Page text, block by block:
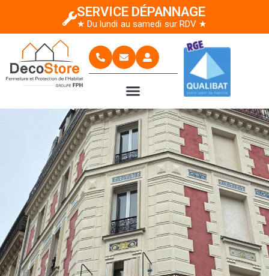
SERVICE DÉPANNAGE
★ Du lundi au samedi sur RDV ★